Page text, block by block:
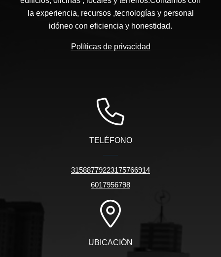
la experiencia, recursos ,tecnologías y personal
idóneo con eficiencia y honestidad.
Políticas de privacidad
TELÉFONO
31588779223175766914
6017956798
UBICACIÓN